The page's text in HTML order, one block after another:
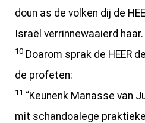
doun as de volken dij de
Israël verrinnewaaierd haar.
10 Doarom sprak de HEER
de profeten:
11 “Keunenk Manasse van
mit schandoalege